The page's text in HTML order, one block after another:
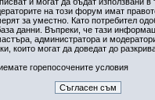
на този форум имат
за уместно. Като потребител
данни. Въпреки, че тази
администратора и
които могат да доведат до
горепосочените условия